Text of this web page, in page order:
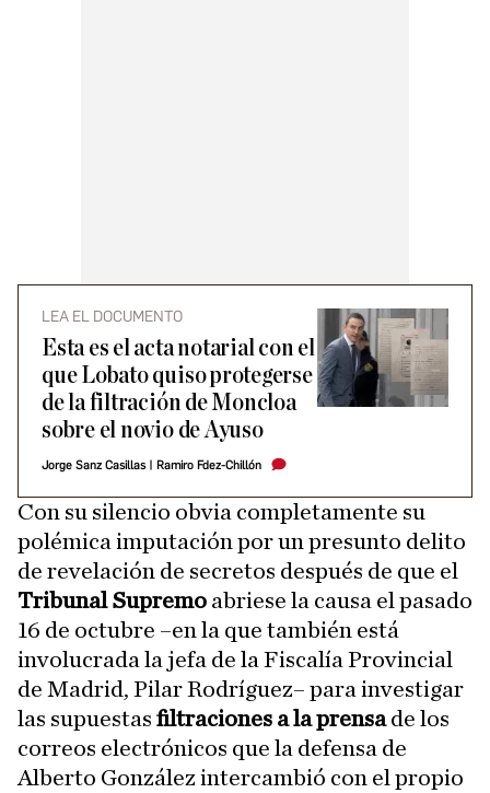
LEA EL DOCUMENTO
Esta es el acta notarial con el
que Lobato quiso protegerse
de la filtración de Moncloa
sobre el novio de Ayuso
Jorge Sanz Casillas| Ramiro Fdez-Chillón
Con su silencio obvia completamente su
polémica imputación por un presunto delito
de revelación de secretos después de que el
Tribunal Supremo abriese la causa el pasado
16 de octubre –en la que también está
involucrada la jefa de la Fiscalía Provincial
de Madrid, Pilar Rodríguez– para investigar
las supuestas filtraciones a la prensade los
correos electrónicos que la defensa de
Alberto González intercambió con el propio